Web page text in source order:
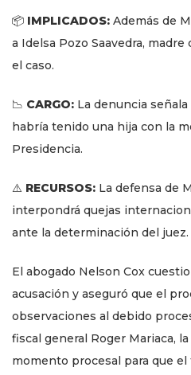
📦 IMPLICADOS: Además de
a Idelsa Pozo Saavedra,
el caso.
📉 CARGO: La denuncia
habría tenido una hija con la
Presidencia.
⚠️ RECURSOS: La defensa de
interpondrá quejas
ante la determinación del juez.
El abogado Nelson Cox
acusación y aseguró que el
observaciones al debido
fiscal general Roger Mariaca,
momento procesal para que